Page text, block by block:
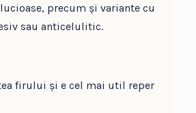
precum și variante cu
sau anticelulitic.
firului și e cel mai util reper